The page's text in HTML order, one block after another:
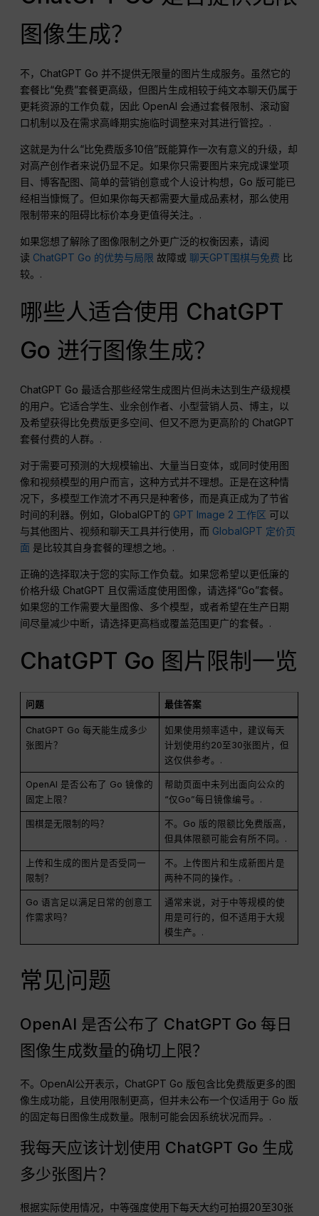
图像生成？
不，ChatGPT Go 并不提供无限量的图片生成服务。虽然它的
套餐比“免费”套餐更高级，但图片生成相较于纯文本聊天仍属于
更耗资源的工作负载，因此 OpenAI 会通过套餐限制、滚动窗
口机制以及在需求高峰期实施临时调整来对其进行管控。.
这就是为什么“比免费版多10倍”既能算作一次有意义的升级，却
对高产创作者来说仍显不足。如果你只需要图片来完成课堂项
目、博客配图、简单的营销创意或个人设计构想，Go 版可能已
经相当慷慨了。但如果你每天都需要大量成品素材，那么使用
限制带来的阻碍比标价本身更值得关注。.
如果您想了解除了图像限制之外更广泛的权衡因素，请阅
读 ChatGPT Go 的优势与局限 故障或聊天GPT围棋与免费 比
较。.
哪些人适合使用 ChatGPT
Go 进行图像生成？
ChatGPT Go 最适合那些经常生成图片但尚未达到生产级规模
的用户。它适合学生、业余创作者、小型营销人员、博主，以
及希望获得比免费版更多空间、但又不愿为更高阶的 ChatGPT
套餐付费的人群。.
对于需要可预测的大规模输出、大量当日变体，或同时使用图
像和视频模型的用户而言，这种方式并不理想。正是在这种情
况下，多模型工作流才不再只是种奢侈，而是真正成为了节省
时间的利器。例如，GlobalGPT的 GPT Image 2 工作区 可以
与其他图片、视频和聊天工具并行使用，而 GlobalGPT 定价页
面 是比较其自身套餐的理想之地。.
正确的选择取决于您的实际工作负载。如果您希望以更低廉的
价格升级 ChatGPT 且仅需适度使用图像，请选择“Go”套餐。
如果您的工作需要大量图像、多个模型，或者希望在生产日期
间尽量减少中断，请选择更高档或覆盖范围更广的套餐。.
ChatGPT Go 图片限制一览
问题 最佳答案
ChatGPT Go 每天能生成多少
张图片？
如果使用频率适中，建议每天
计划使用约20至30张图片，但
这仅供参考。.
OpenAI 是否公布了 Go 镜像的
固定上限？
帮助页面中未列出面向公众的
“仅Go”每日镜像编号。.
围棋是无限制的吗？
不。Go 版的限额比免费版高，
但具体限额可能会有所不同。.
上传和生成的图片是否受同一
限制？
不。上传图片和生成新图片是
两种不同的操作。.
Go 语言足以满足日常的创意工
作需求吗？
通常来说，对于中等规模的使
用是可行的，但不适用于大规
模生产。.
常见问题
OpenAI 是否公布了 ChatGPT Go 每日
图像生成数量的确切上限？
不。OpenAI公开表示，ChatGPT Go 版包含比免费版更多的图
像生成功能，且使用限制更高，但并未公布一个仅适用于 Go 版
的固定每日图像生成数量。限制可能会因系统状况而异。.
我每天应该计划使用 ChatGPT Go 生成
多少张图片？
根据实际使用情况，中等强度使用下每天大约可拍摄20至30张